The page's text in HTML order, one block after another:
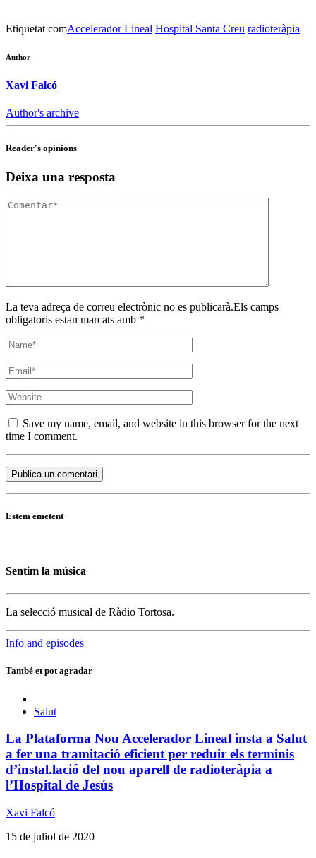
Etiquetat comAccelerador Lineal Hospital Santa Creu radioteràpia
Author
Xavi Falcó
Author's archive
Reader's opinions
Deixa una resposta
La teva adreça de correu electrònic no es publicarà.Els camps
obligatoris estan marcats amb *
Save my name, email, and website in this browser for the next
time I comment.
Estem emetent
Sentim la música
La selecció musical de Ràdio Tortosa.
Info and episodes
També et pot agradar
Salut
La Plataforma Nou Accelerador Lineal insta a Salut
a fer una tramitació eficient per reduir els terminis
d’instal.lació del nou aparell de radioteràpia a
l’Hospital de Jesús
Xavi Falcó
15 de juliol de 2020